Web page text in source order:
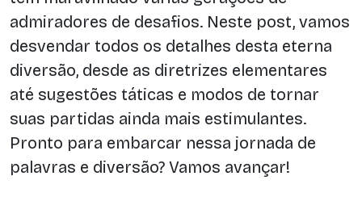
admiradores de desafios. Neste post, vamos
desvendar todos os detalhes desta eterna
diversão, desde as diretrizes elementares
até sugestões táticas e modos de tornar
suas partidas ainda mais estimulantes.
Pronto para embarcar nessa jornada de
palavras e diversão? Vamos avançar!